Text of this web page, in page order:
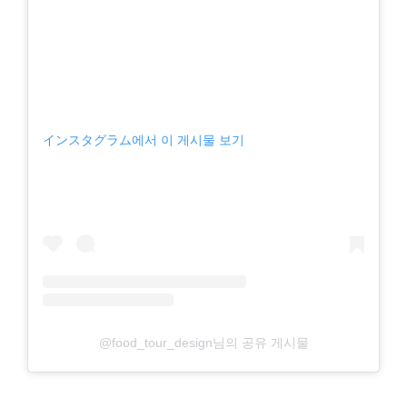
インスタグラム에서 이 게시물 보기
@food_tour_design님의 공유 게시물